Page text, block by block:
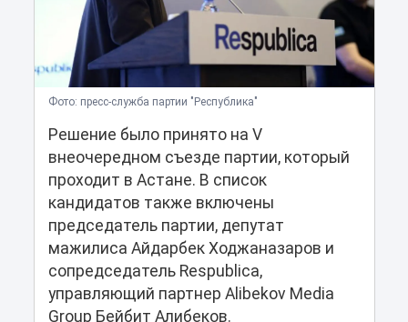
Фото: пресс-служба партии "Республика"
Решение было принято на V
внеочередном съезде партии, который
проходит в Астане. В список
кандидатов также включены
председатель партии, депутат
мажилиса Айдарбек Ходжаназаров и
сопредседатель Respublica,
управляющий партнер Alibekov Media
Group Бейбит Алибеков.